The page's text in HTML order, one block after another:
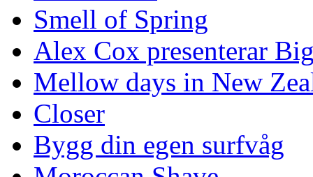
Smell of Spring
Alex Cox presenterar
Mellow days in New
Closer
Bygg din egen surfvåg